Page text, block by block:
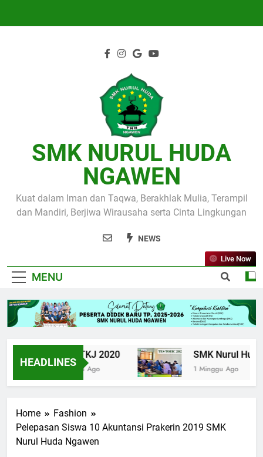
SMK NURUL HUDA
NGAWEN
Kuat dalam Iman dan Taqwa, Berakhlak Mulia, Terampil
dan Mandiri, Berjiwa Wirausaha serta Cinta Lingkungan
NEWS
MENU
Live Now
HEADLINES
UPK TKJ 2020
6 Tahun Ago
SMK Nurul Huda
1 Minggu Ago
Home
Fashion
Pelepasan Siswa 10 Akuntansi Prakerin 2019 SMK
Nurul Huda Ngawen